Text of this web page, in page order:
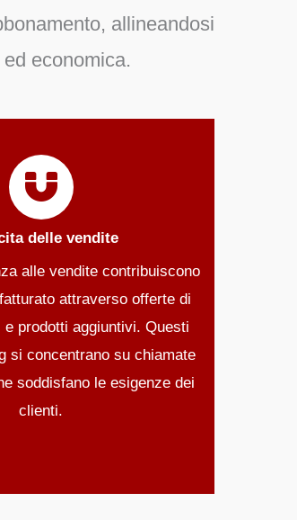
, allineandosi
economica.
delle vendite
alle vendite contribuiscono
attraverso offerte di
e prodotti aggiuntivi. Questi
si concentrano su chiamate
soddisfano le esigenze dei
clienti.